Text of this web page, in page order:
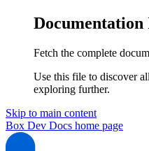
Documentation
Fetch the complete
Use this file to discover
exploring further.
Skip to main content
Box Dev Docs home page